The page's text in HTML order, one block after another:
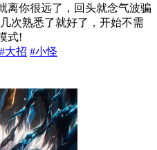
离你很远了，回头就念气波骗
次熟悉了就好了，开始不需
式!
#大招 #小怪